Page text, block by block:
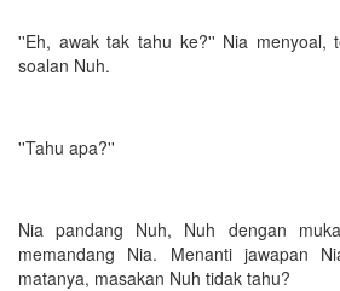
''Eh, awak tak tahu ke?'' Nia menyoal,
soalan Nuh.
''Tahu apa?''
Nia pandang Nuh, Nuh dengan
memandang Nia. Menanti jawapan
matanya, masakan Nuh tidak tahu?